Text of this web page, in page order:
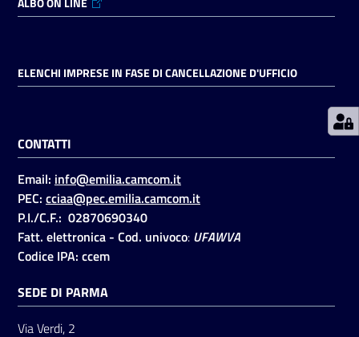
on line
Accedi
Registrati
ELENCHI IMPRESE IN FASE DI CANCELLAZIONE D'UFFICIO
CONTATTI
Email: info@emilia.camcom.it
PEC: cciaa@pec.emilia.camcom.it
P.I./C.F.: 02870690340
Fatt. elettronica - Cod. univoco: UFAWVA
Codice IPA: ccem
SEDE DI PARMA
Via Verdi, 2